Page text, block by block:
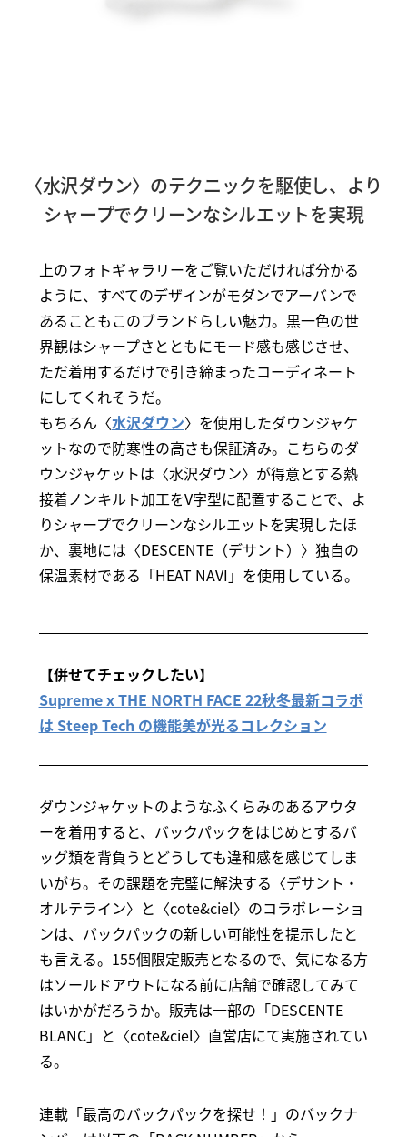
〈水沢ダウン〉のテクニックを駆使し、より
シャープでクリーンなシルエットを実現
上のフォトギャラリーをご覧いただければ分かる
ように、すべてのデザインがモダンでアーバンで
あることもこのブランドらしい魅力。黒一色の世
界観はシャープさとともにモード感も感じさせ、
ただ着用するだけで引き締まったコーディネート
にしてくれそうだ。
もちろん〈水沢ダウン〉を使用したダウンジャケ
ットなので防寒性の高さも保証済み。こちらのダ
ウンジャケットは〈水沢ダウン〉が得意とする熱
接着ノンキルト加工をV字型に配置することで、よ
りシャープでクリーンなシルエットを実現したほ
か、裏地には〈DESCENTE（デサント）〉独自の
保温素材である「HEAT NAVI」を使用している。
【併せてチェックしたい】
Supreme x THE NORTH FACE 22秋冬最新コラボ
は Steep Tech の機能美が光るコレクション
ダウンジャケットのようなふくらみのあるアウタ
ーを着用すると、バックパックをはじめとするバ
ッグ類を背負うとどうしても違和感を感じてしま
いがち。その課題を完璧に解決する〈デサント・
オルテライン〉と〈cote&ciel〉のコラボレーショ
ンは、バックパックの新しい可能性を提示したと
も言える。155個限定販売となるので、気になる方
はソールドアウトになる前に店舗で確認してみて
はいかがだろうか。販売は一部の「DESCENTE
BLANC」と〈cote&ciel〉直営店にて実施されてい
る。
連載「最高のバックパックを探せ！」のバックナ